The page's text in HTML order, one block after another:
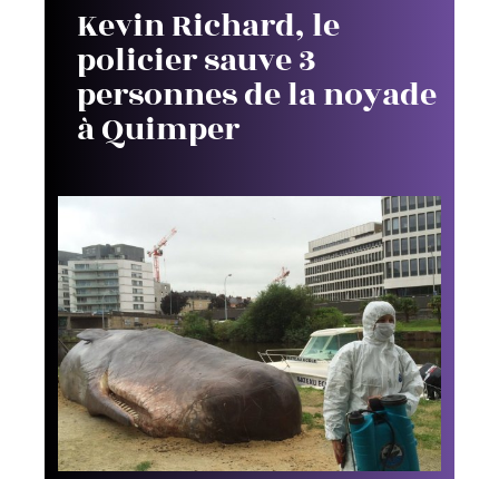
Kevin Richard, le
policier sauve 3
personnes de la noyade
à Quimper